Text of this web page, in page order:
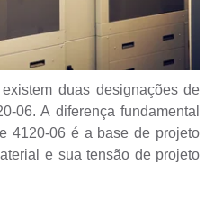
duas designações de
06. A diferença fundamental
4120-06 é a base de projeto
e sua tensão de projeto